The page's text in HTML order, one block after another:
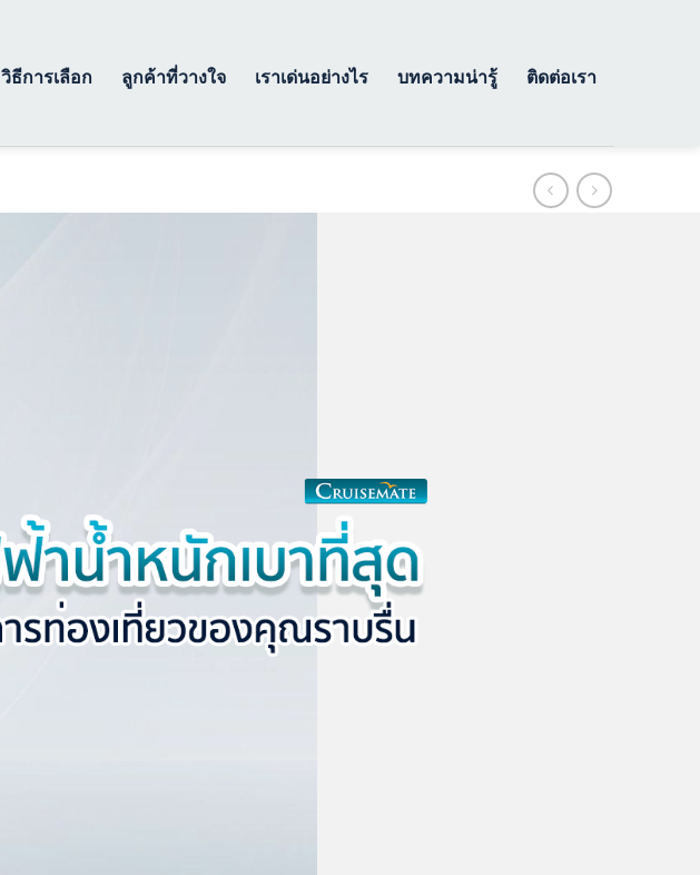
วิธีการเลือก ลูกค้าที่วางใจ เราเด่นอย่างไร บทความน่ารู้ ติดต่อเรา